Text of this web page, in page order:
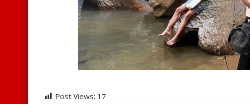
Post Views: 17